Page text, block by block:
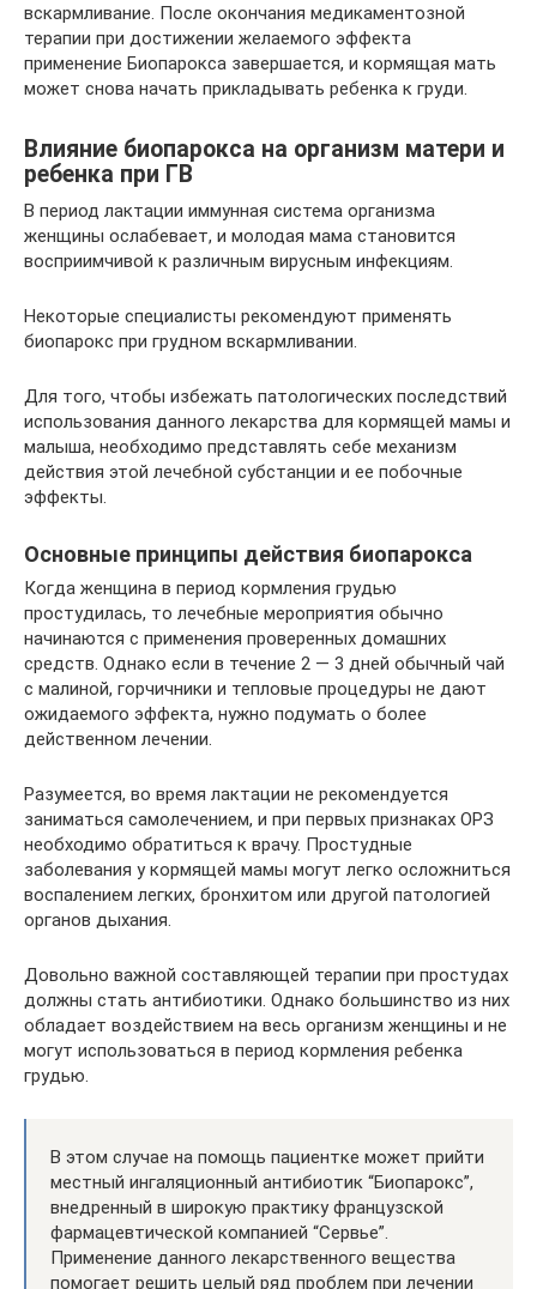
вскармливание. После окончания медикаментозной
терапии при достижении желаемого эффекта
применение Биопарокса завершается, и кормящая мать
может снова начать прикладывать ребенка к груди.
Влияние биопарокса на организм матери и
ребенка при ГВ
В период лактации иммунная система организма
женщины ослабевает, и молодая мама становится
восприимчивой к различным вирусным инфекциям.
Некоторые специалисты рекомендуют применять
биопарокс при грудном вскармливании.
Для того, чтобы избежать патологических последствий
использования данного лекарства для кормящей мамы и
малыша, необходимо представлять себе механизм
действия этой лечебной субстанции и ее побочные
эффекты.
Основные принципы действия биопарокса
Когда женщина в период кормления грудью
простудилась, то лечебные мероприятия обычно
начинаются с применения проверенных домашних
средств. Однако если в течение 2 — 3 дней обычный чай
с малиной, горчичники и тепловые процедуры не дают
ожидаемого эффекта, нужно подумать о более
действенном лечении.
Разумеется, во время лактации не рекомендуется
заниматься самолечением, и при первых признаках ОРЗ
необходимо обратиться к врачу. Простудные
заболевания у кормящей мамы могут легко осложниться
воспалением легких, бронхитом или другой патологией
органов дыхания.
Довольно важной составляющей терапии при простудах
должны стать антибиотики. Однако большинство из них
обладает воздействием на весь организм женщины и не
могут использоваться в период кормления ребенка
грудью.
В этом случае на помощь пациентке может прийти
местный ингаляционный антибиотик “Биопарокс”,
внедренный в широкую практику французской
фармацевтической компанией “Сервье”.
Применение данного лекарственного вещества
помогает решить целый ряд проблем при лечении